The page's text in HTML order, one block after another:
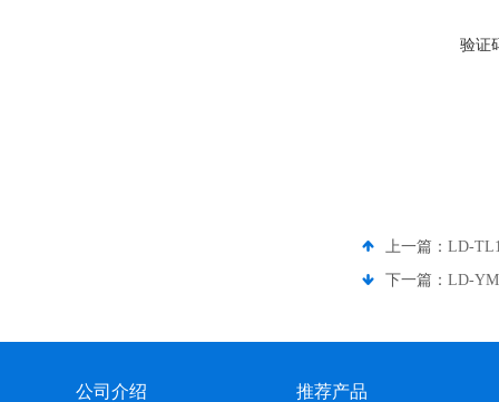
验证
上一篇： LD-
下一篇： LD-
公司介绍 推荐产品